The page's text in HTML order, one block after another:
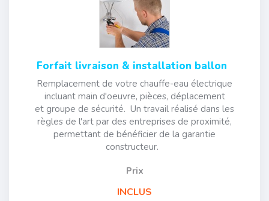
Forfait livraison & installation ballon
Remplacement de votre chauffe-eau électrique
incluant main d'oeuvre, pièces, déplacement
et groupe de sécurité. Un travail réalisé dans les
règles de l'art par des entreprises de proximité,
permettant de bénéficier de la garantie
constructeur.
Prix
INCLUS